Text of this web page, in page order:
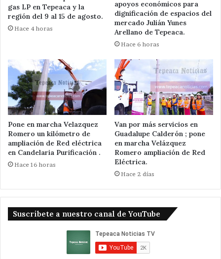
gas LP en Tepeaca y la
región del 9 al 15 de agosto.
Hace 4 horas
apoyos económicos para
dignificación de espacios del
mercado Julián Yunes
Arellano de Tepeaca.
Hace 6 horas
Pone en marcha Velazquez
Romero un kilómetro de
ampliación de Red eléctrica
en Candelaria Purificación .
Hace 16 horas
Van por más servicios en
Guadalupe Calderón ; pone
en marcha Velázquez
Romero ampliación de Red
Eléctrica.
Hace 2 días
Suscribete a nuestro canal de YouTube